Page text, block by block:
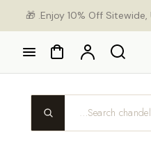
Enjoy 10% Off Sitewide,
Search
Account
Cart